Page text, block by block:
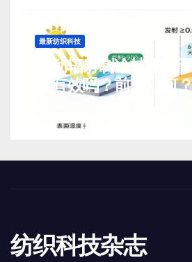
最新纺织科技
被动辐射制冷技术用
实有效吗？前景如何
纺织科技杂志